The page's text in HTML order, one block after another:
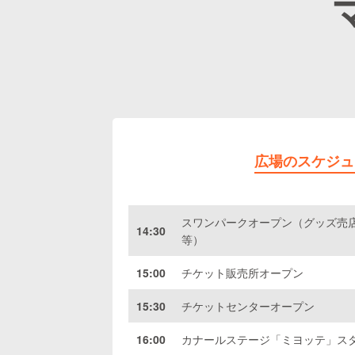
広場のスケジ
14:30
スワンパークオープン（グッズ売
等）
15:00 チケット販売所オープン
15:30 チケットセンターオープン
16:00 カナールステージ「ミヨッテ」ス